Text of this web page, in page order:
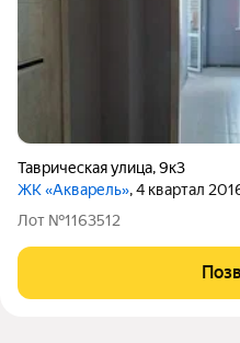
Таврическая улица,9к3
ЖК «Акварель», 4 квартал
Лот №1163512